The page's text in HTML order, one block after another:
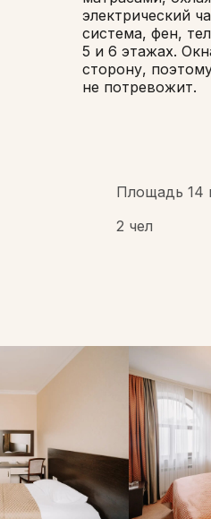
электрический
система, фен,
5 и 6 этажах.
сторону,
не потревожит.
Площадь 14
2 чел